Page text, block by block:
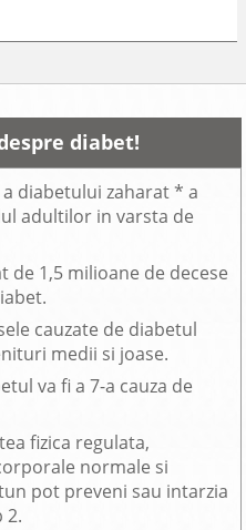
diabet!
diabetului zaharat * a
adultilor in varsta de
de 1,5 milioane de decese
cauzate de diabetul
medii si joase.
va fi a 7-a cauza de
fizica regulata,
normale si
pot preveni sau intarzia
2.